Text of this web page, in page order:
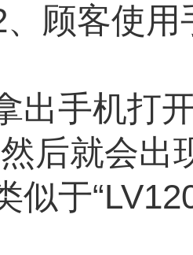
客使用
手机打开
后就会出
似于